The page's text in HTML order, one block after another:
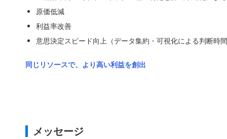
原価低減
利益率改善
意思決定スピード向上（データ集約・可視化による判断時間
同じリソースで、より高い利益を創出
メッセージ